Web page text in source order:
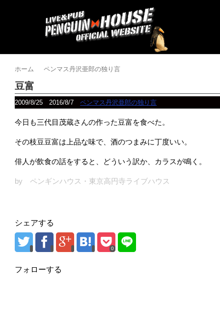
ホーム ペンマス丹沢亜郎の独り言
豆富
2009/8/25 2016/8/7 ペンマス丹沢亜郎の独り言
今日も三代目茂蔵さんの作った豆富を食べた。
その枝豆豆富は上品な味で、酒のつまみに丁度いい。
俳人が飲食の話をすると、どういう訳か、カラスが鳴く。
by ペンギンハウス・東京高円寺ライブハウス
シェアする
0
フォローする